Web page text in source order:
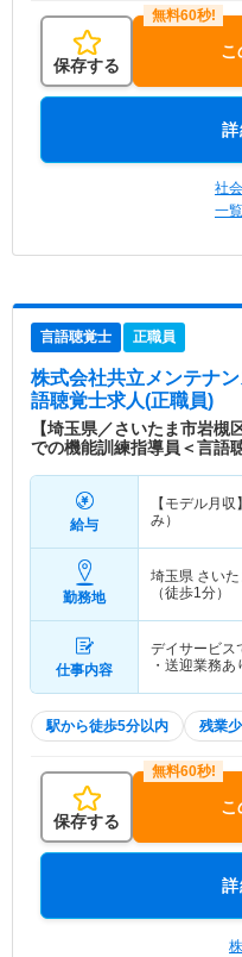
保存する
こ
社
一覧
言語聴覚士 正職員
株式会社共立メンテナ
語聴覚士求人(正職員)
【埼玉県／さいたま市岩
での機能訓練指導員＜言語
給与
【モデル月収】
み）
勤務地
埼玉県 さい
（徒歩1分）
仕事内容
デイサービス
・送迎業務
駅から徒歩5分以内 残業
保存する
こ